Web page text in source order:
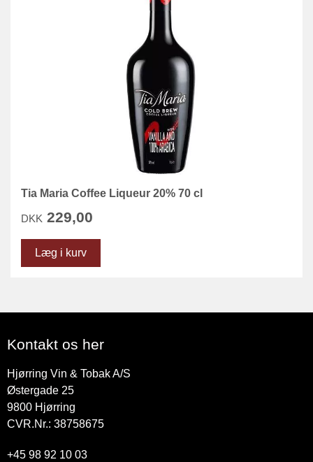
Tia Maria Coffee Liqueur 20% 70 cl
DKK 229,00
Læg i kurv
Kontakt os her
Hjørring Vin & Tobak A/S
Østergade 25
9800 Hjørring
CVR.Nr.: 38758675
+45 98 92 10 03